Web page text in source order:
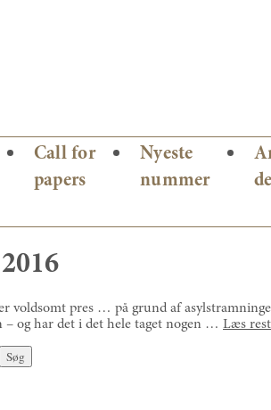
Call for
papers
Nyeste
nummer
voldsomt pres … på grund af
– og har det i det hele taget nogen … Læs